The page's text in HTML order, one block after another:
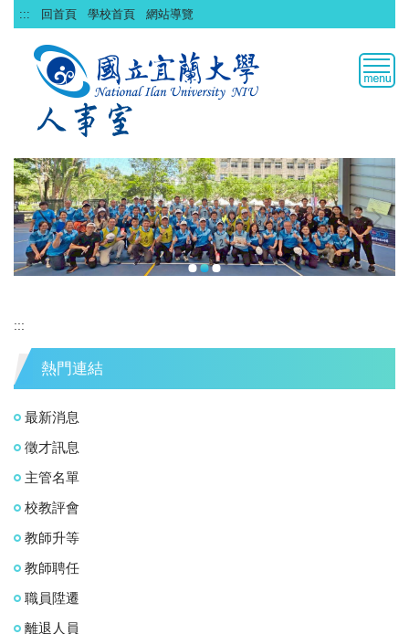
跳
到
::: 回首頁 學校首頁 網站導覽
:::
熱門連結
最新消息
徵才訊息
主管名單
校教評會
教師升等
教師聘任
職員陞遷
離退人員